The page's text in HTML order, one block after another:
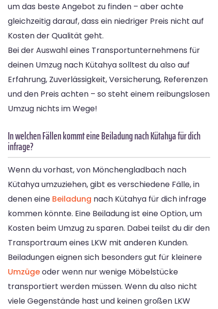
um das beste Angebot zu finden – aber achte
gleichzeitig darauf, dass ein niedriger Preis nicht auf
Kosten der Qualität geht.
Bei der Auswahl eines Transportunternehmens für
deinen Umzug nach Kütahya solltest du also auf
Erfahrung, Zuverlässigkeit, Versicherung, Referenzen
und den Preis achten – so steht einem reibungslosen
Umzug nichts im Wege!
In welchen Fällen kommt eine Beiladung nach Kütahya für dich
infrage?
Wenn du vorhast, von Mönchengladbach nach
Kütahya umzuziehen, gibt es verschiedene Fälle, in
denen eine Beiladung nach Kütahya für dich infrage
kommen könnte. Eine Beiladung ist eine Option, um
Kosten beim Umzug zu sparen. Dabei teilst du dir den
Transportraum eines LKW mit anderen Kunden.
Beiladungen eignen sich besonders gut für kleinere
Umzügeoder wenn nur wenige Möbelstücke
transportiert werden müssen. Wenn du also nicht
viele Gegenstände hast und keinen großen LKW